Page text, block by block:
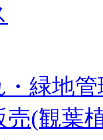
緑地管
売(観葉